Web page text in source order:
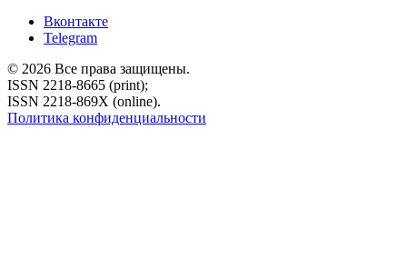
Вконтакте
Telegram
© 2026 Все права защищены.
ISSN 2218-8665 (print);
ISSN 2218-869X (online).
Политика конфиденциальности